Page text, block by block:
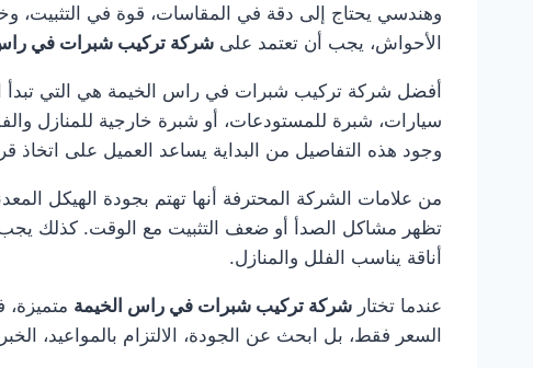
وهندسي يحتاج إلى دقة في المقاسات، قوة في التثبيت،
الأحواش، يجب أن تعتمد على شركة تركيب شبرات في
أفضل شركة تركيب شبرات في راس الخيمة هي التي تبدأ
سيارات، شبرة للمستودعات، أو شبرة خارجية للمنازل
وجود هذه التفاصيل من البداية يساعد العميل على اتخاذ
من علامات الشركة المحترفة أنها تهتم بجودة الهيكل
تظهر مشاكل الصدأ أو ضعف التثبيت مع الوقت. كذلك يجب
أناقة يناسب الفلل والمنازل.
عندما تختار شركة تركيب شبرات في راس الخيمة
السعر فقط، بل ابحث عن الجودة، الالتزام بالمواعيد،